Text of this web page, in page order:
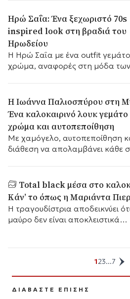
Ηρώ Σαΐα: Ένα ξεχωριστό 70s
inspired look στη βραδιά του
Ηρωδείου
Η Ηρώ Σαΐα με ένα outfit γεμάτο
χρώμα, αναφορές στη μόδα
ξεχώρισε για τη φρεσκάδα και
αυθεντικότητά της
Η Ιωάννα Παλιοσπύρου στη
Ένα καλοκαιρινό λουκ γεμάτο
χρώμα και αυτοπεποίθηση
Με χαμόγελο, αυτοπεποίθηση
διάθεση να απολαμβάνει κάθε
Total black μέσα στο
Κάν’ το όπως η Μαριάντα
Η τραγουδίστρια αποδεικνύει
μαύρο δεν είναι αποκλειστικά
ΔΙΑΒΑΣΤΕ ΕΠΙΣΗΣ
123...7